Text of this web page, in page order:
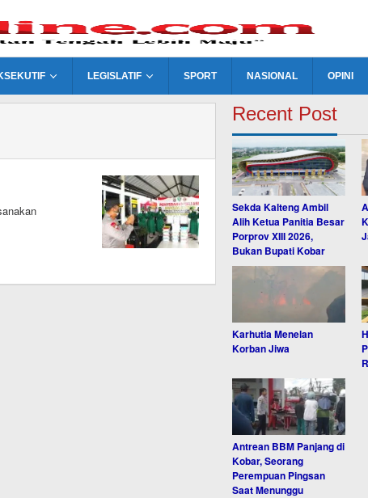
LEGISLATIF SPORT NASIONAL OPINI
Recent Post
Sekda Kalteng Ambil
Alih Ketua Panitia Besar
Porprov XIII 2026,
Bukan Bupati Kobar
Karhutla Menelan
Korban Jiwa
Antrean BBM Panjang di
Kobar, Seorang
Perempuan Pingsan
Saat Menunggu